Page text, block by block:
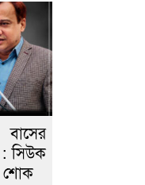
: সিউক
শোক